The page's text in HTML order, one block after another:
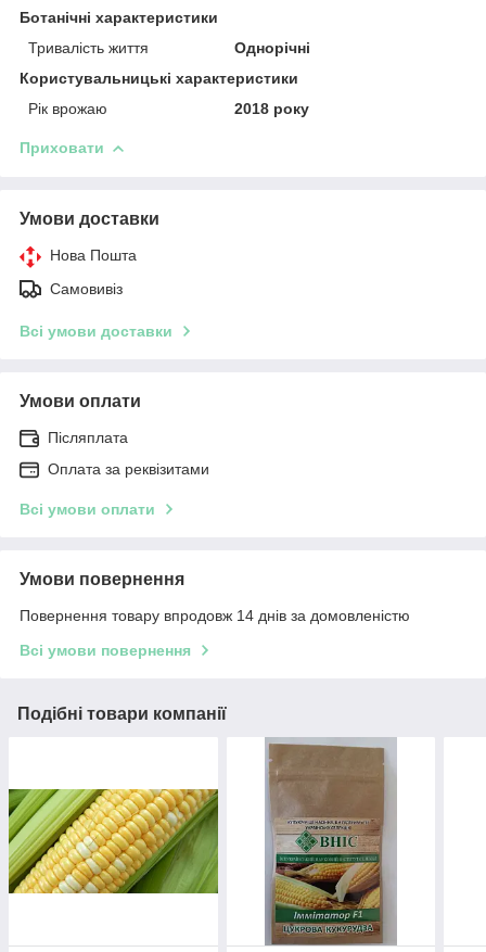
Ботанічні характеристики
Тривалість життя
Однорічні
Користувальницькі характеристики
Рік врожаю
2018 року
Приховати
Умови доставки
Нова Пошта
Самовивіз
Всі умови доставки
Умови оплати
Післяплата
Оплата за реквізитами
Всі умови оплати
Умови повернення
Повернення товару впродовж 14 днів за домовленістю
Всі умови повернення
Подібні товари компанії